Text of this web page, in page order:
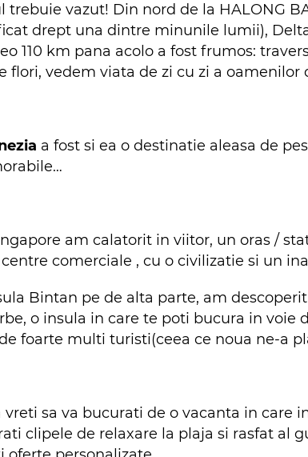
trebuie vazut! Din nord de la HALONG
drept una dintre minunile lumii),
110 km pana acolo a fost frumos:
flori, vedem viata de zi cu zi a
a fost si ea o destinatie aleasa de
am calatorit in viitor, un oras /
comerciale , cu o civilizatie si un
Bintan pe de alta parte, am
o insula in care te poti bucura in voie
foarte multi turisti(ceea ce noua ne-a
vreti sa va bucurati de o vacanta in
clipele de relaxare la plaja si rasfat al